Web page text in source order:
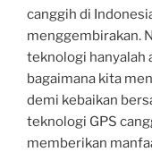
canggih di
menggembirakan.
teknologi hanyalah
bagaimana kita
demi kebaikan
teknologi GPS
memberikan